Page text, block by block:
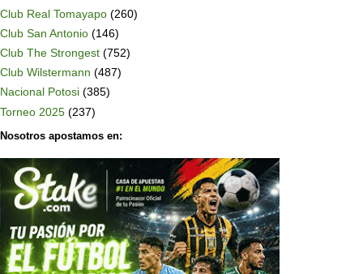
Club Real Tomayapo (260)
Club San Antonio (146)
Club The Strongest (752)
Club Wilstermann (487)
Nacional Potosi (385)
Torneo 2025 (237)
Nosotros apostamos en: